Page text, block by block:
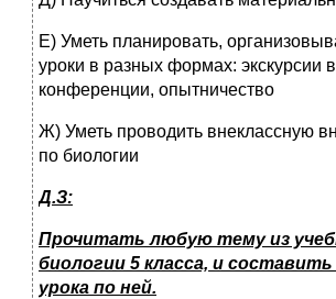
Е) Уметь планировать,
уроки в разных формах: экскурсии
конференции, опытничество
Ж) Уметь проводить внеклассную
по биологии
Д.З:
Прочитать любую тему из
биологии 5 класса, и
урока по ней.